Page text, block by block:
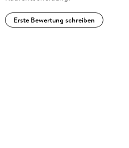
Erste Bewertung schreiben